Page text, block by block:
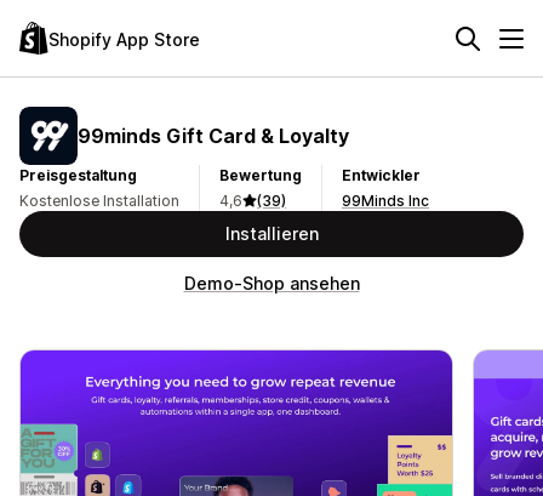
Shopify App Store
99minds Gift Card & Loyalty
Preisgestaltung
Kostenlose Installation
Bewertung
4,6
(39)
Entwickler
99Minds Inc
Installieren
Demo-Shop ansehen